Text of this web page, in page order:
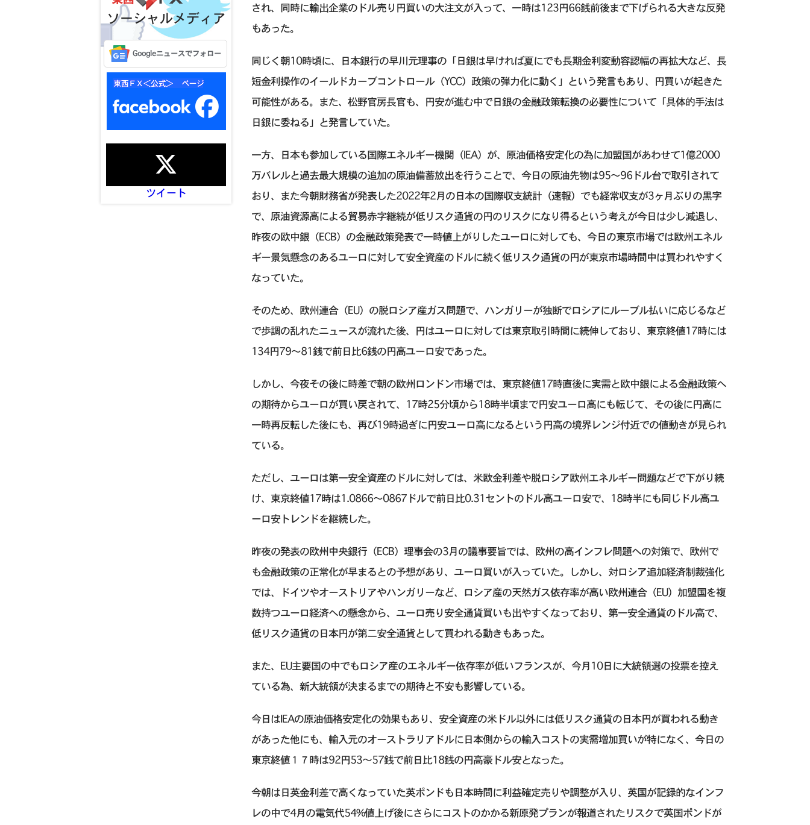
ソーシャルメディア
Googleニュースでフォロー
ツイート
され、同時に輸出企業のドル売り円買いの大注文が入って、一時は123円66銭前後まで下げられる大きな反発
もあった。
同じく朝10時頃に、日本銀行の早川元理事の「日銀は早ければ夏にでも長期金利変動容認幅の再拡大など、長
短金利操作のイールドカーブコントロール（YCC）政策の弾力化に動く」という発言もあり、円買いが起きた
可能性がある。また、松野官房長官も、円安が進む中で日銀の金融政策転換の必要性について「具体的手法は
日銀に委ねる」と発言していた。
一方、日本も参加している国際エネルギー機関（IEA）が、原油価格安定化の為に加盟国があわせて1億2000
万バレルと過去最大規模の追加の原油備蓄放出を行うことで、今日の原油先物は95〜96ドル台で取引されて
おり、また今朝財務省が発表した2022年2月の日本の国際収支統計（速報）でも経常収支が3ヶ月ぶりの黒字
で、原油資源高による貿易赤字継続が低リスク通貨の円のリスクになり得るという考えが今日は少し減退し、
昨夜の欧中銀（ECB）の金融政策発表で一時値上がりしたユーロに対しても、今日の東京市場では欧州エネル
ギー景気懸念のあるユーロに対して安全資産のドルに続く低リスク通貨の円が東京市場時間中は買われやすく
なっていた。
そのため、欧州連合（EU）の脱ロシア産ガス問題で、ハンガリーが独断でロシアにルーブル払いに応じるなど
で歩調の乱れたニュースが流れた後、円はユーロに対しては東京取引時間に続伸しており、東京終値17時には
134円79～81銭で前日比6銭の円高ユーロ安であった。
しかし、今夜その後に時差で朝の欧州ロンドン市場では、東京終値17時直後に実需と欧中銀による金融政策へ
の期待からユーロが買い戻されて、17時25分頃から18時半頃まで円安ユーロ高にも転じて、その後に円高に
一時再反転した後にも、再び19時過ぎに円安ユーロ高になるという円高の境界レンジ付近での値動きが見られ
ている。
ただし、ユーロは第一安全資産のドルに対しては、米欧金利差や脱ロシア欧州エネルギー問題などで下がり続
け、東京終値17時は1.0866～0867ドルで前日比0.31セントのドル高ユーロ安で、18時半にも同じドル高ユ
ーロ安トレンドを継続した。
昨夜の発表の欧州中央銀行（ECB）理事会の3月の議事要旨では、欧州の高インフレ問題への対策で、欧州で
も金融政策の正常化が早まるとの予想があり、ユーロ買いが入っていた。しかし、対ロシア追加経済制裁強化
では、ドイツやオーストリアやハンガリーなど、ロシア産の天然ガス依存率が高い欧州連合（EU）加盟国を複
数持つユーロ経済への懸念から、ユーロ売り安全通貨買いも出やすくなっており、第一安全通貨のドル高で、
低リスク通貨の日本円が第二安全通貨として買われる動きもあった。
また、EU主要国の中でもロシア産のエネルギー依存率が低いフランスが、今月10日に大統領選の投票を控え
ている為、新大統領が決まるまでの期待と不安も影響している。
今日はIEAの原油価格安定化の効果もあり、安全資産の米ドル以外には低リスク通貨の日本円が買われる動き
があった他にも、輸入元のオーストラリアドルに日本側からの輸入コストの実需増加買いが特になく、今日の
東京終値１７時は92円53〜57銭で前日比18銭の円高豪ドル安となった。
今朝は日英金利差で高くなっていた英ポンドも日本時間に利益確定売りや調整が入り、英国が記録的なインフ
レの中で4月の電気代54%値上げ後にさらにコストのかかる新原発プランが報道されたリスクで英国ポンドが